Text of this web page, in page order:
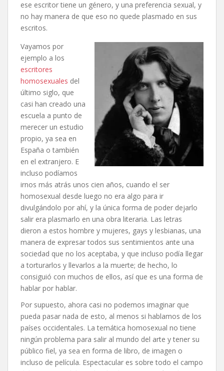
ese escritor tiene un género, y una preferencia sexual, y
no hay manera de que eso no quede plasmado en sus
escritos.
Vayamos por
ejemplo a los
escritores
homosexuales del
último siglo, que
casi han creado una
escuela a punto de
merecer un estudio
propio, ya sea en
España o también
en el extranjero. E
incluso podíamos
irnos más atrás unos cien años, cuando el ser
homosexual desde luego no era algo para ir
divulgándolo por ahí, y la única forma de poder dejarlo
salir era plasmarlo en una obra literaria. Las letras
dieron a estos hombre y mujeres, gays y lesbianas, una
manera de expresar todos sus sentimientos ante una
sociedad que no los aceptaba, y que incluso podía llegar
a torturarlos y llevarlos a la muerte; de hecho, lo
consiguió con muchos de ellos, así que es una forma de
hablar por hablar.
Por supuesto, ahora casi no podemos imaginar que
pueda pasar nada de esto, al menos si hablamos de los
países occidentales. La temática homosexual no tiene
ningún problema para salir al mundo del arte y tener su
público fiel, ya sea en forma de libro, de imagen o
incluso de película. Espectacular es sobre todo el campo